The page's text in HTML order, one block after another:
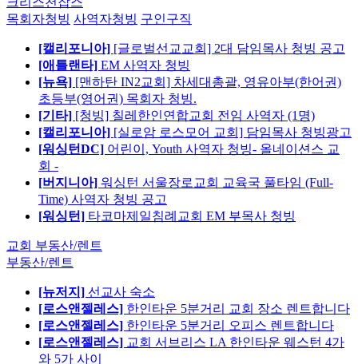
목회자청빙 사역자청빙 구인구직
[캘리포니아] [글로벌선교교회] 2대 담임목사 청빙 공고
[애틀랜타] EM 사역자 청빙
[뉴욕] [맨하탄 IN2교회] 차세대총괄, 영유아부(한어권)
초등부(영어권) 목회자 청빙.
[기타] [청빙] 칠레한인연합교회 전임 사역자 (1명)
[캘리포니아] [실로암 로스모어 교회] 담임목사 청빙광고
[워싱턴DC] 어린이, Youth 사역자 청빙- 올네이션스 교
회 -
[버지니아] 워싱턴 서울장로교회 교육국 풀타임 (Full-
Time) 사역자 청빙 공고
[워싱턴] 타코마제일침례교회 EM 부목사 청빙
교회 부동산/렌트
부동산/렌트
[뉴저지] 선교사 숙소
[로스앤젤레스] 한인타운 5분거리 교회 장소 렌트합니다
[로스앤젤레스] 한인타운 5분거리 오피스 렌트합니다
[로스앤젤레스] 교회 서브리스 LA 한인타운 웨스턴 4가
와 5가 사이